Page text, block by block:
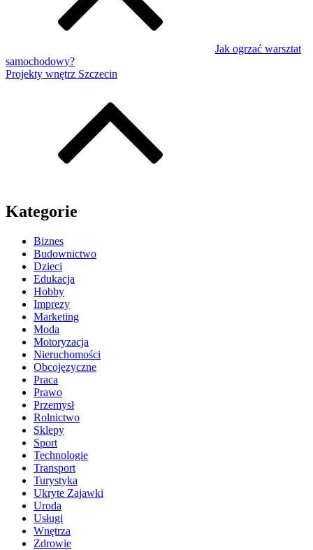
Jak ogrzać warsztat
samochodowy?
Projekty wnętrz Szczecin
Kategorie
Biznes
Budownictwo
Dzieci
Edukacja
Hobby
Imprezy
Marketing
Moda
Motoryzacja
Nieruchomości
Obcojęzyczne
Praca
Prawo
Przemysł
Rolnictwo
Sklepy
Sport
Technologie
Transport
Turystyka
Ukryte Zajawki
Uroda
Usługi
Wnętrza
Zdrowie